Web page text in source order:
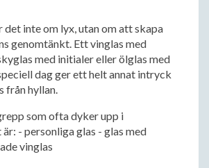
det inte om lyx, utan om att skapa
genomtänkt. Ett vinglas med
med initialer eller ölglas med
dag ger ett helt annat intryck
från hyllan.
som ofta dyker upp i
- personliga glas - glas med
vinglas